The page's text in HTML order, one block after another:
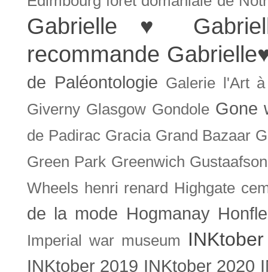
Gabrielle ♥
recommande
de Paléontologie Galerie l'Art
Giverny Glasgow Gondole Gone
de Padirac Gracia Grand Bazaar
Green Park Greenwich Gustaafson
Wheels henri renard Highgate
de la mode Hogmanay
Imperial war museum INKtober
INKtober 2019 INKtober 2020